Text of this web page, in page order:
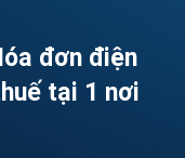
đơn điện
tại 1 nơi